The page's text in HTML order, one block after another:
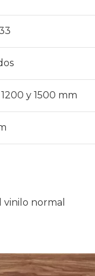
y 1500 mm
vinilo normal